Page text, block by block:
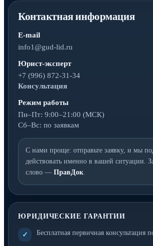
Контактная информация
E-mail
info1@gud-lid.ru
Юрист-эксперт
+7 (996) 872-31-34
Консультация
Режим работы
Пн–Пт: 9:00–21:00 (МСК)
Сб–Вс: по заявкам
С нами проще: отправьте заявку, и мы
действовать именно в вашей ситуации.
слово — ПравДок.
ЮРИДИЧЕСКИЕ ГАРАНТИИ
✓ Бесплатная первичная консультация